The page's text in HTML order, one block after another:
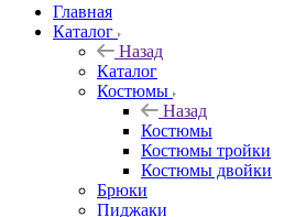
Главная
Каталог
Назад
Каталог
Костюмы
Назад
Костюмы
Костюмы тройки
Костюмы двойки
Брюки
Пиджаки